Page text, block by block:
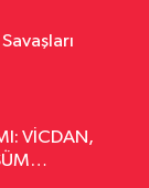
VİCDAN,